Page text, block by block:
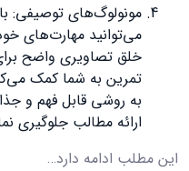
مونولوگ‌های توصیفی:
می‌توانید مهارت‌های
خلق تصاویری واضح
تمرین به شما کمک
به روشی قابل فهم و
ارائه مطالب جلوگیری
این مطلب ادامه دارد…